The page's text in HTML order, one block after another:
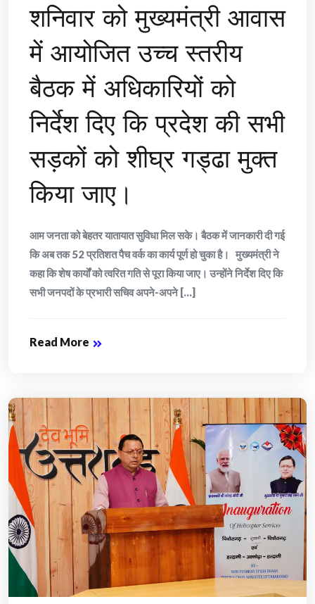
शनिवार को मुख्यमंत्री आवास
में आयोजित उच्च स्तरीय
बैठक में अधिकारियों को
निर्देश दिए कि प्रदेश की सभी
सड़कों को शीघ्र गड्ढा मुक्त
किया जाए।
आम जनता को बेहतर यातायात सुविधा मिल सके। बैठक में जानकारी दी गई
कि अब तक 52 प्रतिशत पैच वर्क का कार्य पूर्ण हो चुका है। मुख्यमंत्री ने
कहा कि शेष कार्यों को त्वरित गति से पूरा किया जाए। उन्होंने निर्देश दिए कि
सभी जनपदों के प्रभारी सचिव अपने-अपने [...]
Read More